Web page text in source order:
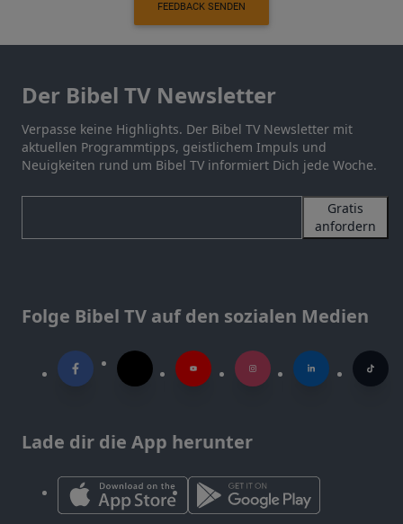
FEEDBACK SENDEN
Der Bibel TV Newsletter
Verpasse keine Highlights. Der Bibel TV Newsletter mit
aktuellen Programmtipps, geistlichem Impuls und
Neuigkeiten rund um Bibel TV informiert Dich jede Woche.
Gratis
anfordern
Folge Bibel TV auf den sozialen Medien
Lade dir die App herunter